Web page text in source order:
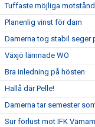
Tuffaste möjliga
Planenlig vinst för dam
Damerna tog stabil seger
Växjö lämnade WO
Bra inledning på hösten
Hallå där Pelle!
Damerna tar semester
Sur förlust mot IFK